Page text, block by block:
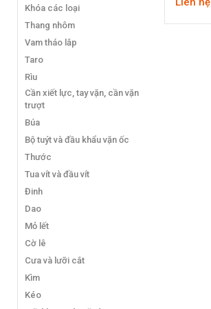
Khóa các loại
Thang nhôm
Vam tháo lắp
Taro
Rìu
Cần xiết lực, tay vặn, cần vặn
trượt
Búa
Bộ tuýt và đầu khẩu vặn ốc
Thước
Tua vít và đầu vít
Đinh
Dao
Mỏ lết
Cờ lê
Cưa và lưỡi cắt
Kìm
Kéo